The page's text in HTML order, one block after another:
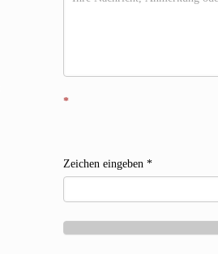
*
Zeichen eingeben *